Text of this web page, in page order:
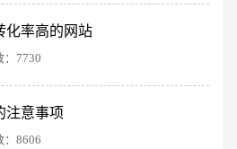
化率高的网站
：7730
注意事项
：8606
网站 · 标准企业官网建设